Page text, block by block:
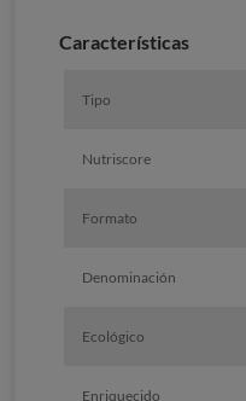
Características
Tipo
Nutriscore
Formato
Denominación
Ecológico
Enriquecido